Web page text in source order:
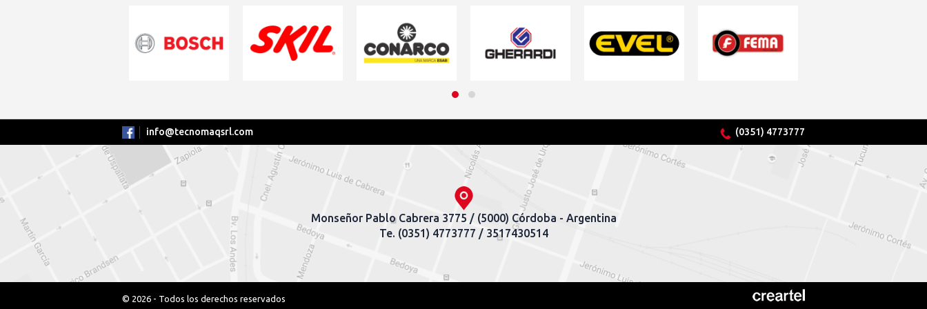
info@tecnomaqsrl.com (0351) 4773777
Monseñor Pablo Cabrera 3775 / (5000) Córdoba - Argentina
Te. (0351) 4773777 / 3517430514
© 2026 - Todos los derechos reservados